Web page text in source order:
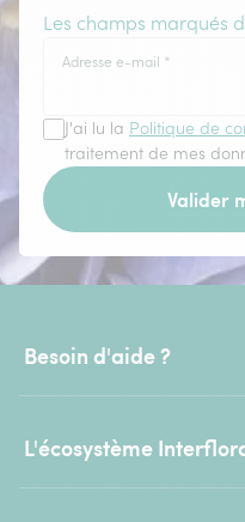
Les champs marqués
Adresse e-mail *
J'ai lu la Politique de
traitement de mes
Valider
Besoin d'aide ?
L'écosystème